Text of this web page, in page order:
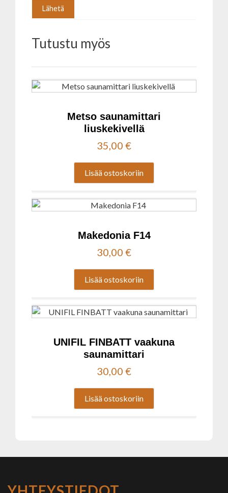
Tutustu myös
Metso saunamittari
liuskekivellä
35,00 €
Lisää ostoskoriin
Makedonia F14
30,00 €
Lisää ostoskoriin
UNIFIL FINBATT vaakuna
saunamittari
30,00 €
Lisää ostoskoriin